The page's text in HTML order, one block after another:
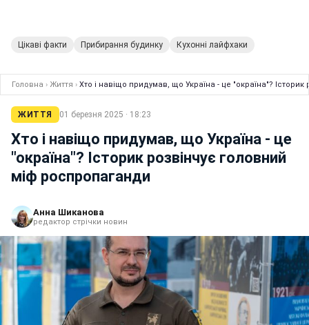
Цікаві факти Прибирання будинку Кухонні лайфхаки
Головна › Життя › Хто і навіщо придумав, що Україна - це "окраїна"?
ЖИТТЯ 01 березня 2025 · 18:23
Хто і навіщо придумав, що Україна - це
"окраїна"? Історик розвінчує головний
міф роспропаганди
Анна Шиканова
редактор стрічки новин